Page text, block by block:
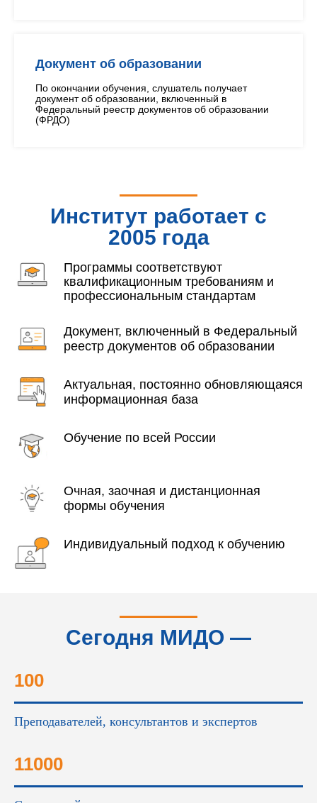
Документ об образовании
По окончании обучения, слушатель получает
документ об образовании, включенный в
Федеральный реестр документов об образовании
(ФРДО)
Институт работает с
2005 года
Программы соответствуют
квалификационным требованиям и
профессиональным стандартам
Документ, включенный в Федеральный
реестр документов об образовании
Актуальная, постоянно обновляющаяся
информационная база
Обучение по всей России
Очная, заочная и дистанционная
формы обучения
Индивидуальный подход к обучению
Сегодня МИДО —
100
Преподавателей, консультантов и экспертов
11000